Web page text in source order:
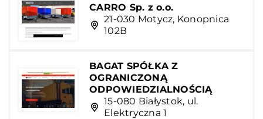
CARRO Sp. z o.o.
21-030 Motycz, Konopnica
102B
BAGAT SPÓŁKA Z
OGRANICZONĄ
ODPOWIEDZIALNOŚCIĄ
15-080 Białystok, ul.
Elektryczna 1